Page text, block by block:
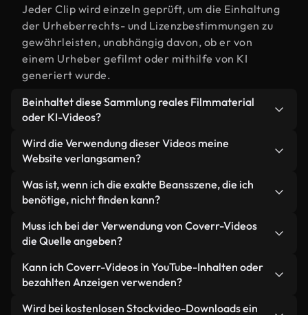
Jeder Clip wird einzeln geprüft, um die Einhaltung
der Urheberrechts- und Lizenzbestimmungen zu
gewährleisten, unabhängig davon, ob er von
einem Urheber gefilmt oder mithilfe von KI
generiert wurde.
Beinhaltet diese Sammlung reales Filmmaterial
oder KI-Videos?
Beides. Es handelt sich um eine Hybridbibliothek
aus realen, von Menschen aufgenommenen
generierten Videos. Jedes Video ist eindeutig
beschriftet, sodass Sie immer wissen, was Sie
verwenden.
Wird die Verwendung dieser Videos meine
Website verlangsamen?
Nicht, wenn Sie unsere optimierten Versionen
wählen. Wir bieten schlanke, webfähige Formate,
wurden – so bleibt die Qualität hoch, während
gleichzeitig die Ladezeiten minimiert und
Kennzahlen wie LCP verbessert werden.
Was ist, wenn ich die exakte Beansszene, die ich
benötige, nicht finden kann?
Mit Coverr AI Studio erstellen Sie im
Handumdrehen ein solches Video. Beschreiben Sie
Sonnenuntergang" – und das Studio generiert
innerhalb von Sekunden ein individuelles Video für
Sie, das unseren Lizenzbestimmungen entspricht.
Muss ich bei der Verwendung von Coverr-Videos
die Quelle angeben?
Eine Namensnennung ist nicht erforderlich. Alle
Videos in unserer Stockbibliothek sind lizenzfrei
verwendet werden – wir freuen uns aber immer
Kann ich Coverr-Videos in YouTube-Inhalten oder
bezahlten Anzeigen verwenden?
Ja. Sämtliches Stockmaterial von Coverr darf in
Wird bei kostenlosen Stockvideo-Downloads ein